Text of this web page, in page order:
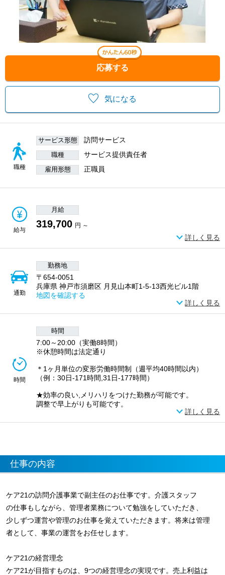
気になる
応募する
職種
サービス形態 訪問サービス
職種 サービス提供責任者
雇用形態 正職員
給与
月給
319,700 円 ～
詳しく見る
通勤
勤務地
〒654-0051
兵庫県 神戸市須磨区 月見山本町1-5-13西光ビル1階
地図を確認する
詳しく見る
時間
時間
7:00～20:00（実働8時間）
※休憩時間は法定通り
＊1ヶ月単位の変形労働時間制（週平均40時間以内）
（例：30日-171時間,31日-177時間）
★効率の良い,メリハリをつけた勤務が可能です。
調整で早上がりも可能です。
詳しく見る
仕事の内容
ケア21の訪問介護事業で副主任のお仕事です。介護スタッフ
の仕事もしながら、管理者業務について勉強をしていただき、
少しずつ運営や管理のお仕事を覚えていただきます。将来は管理
者として、事業の運営をお任せします。
ケア21の経営理念
ケア21が目指すものは、9つの経営理念の実現です。売上利益は